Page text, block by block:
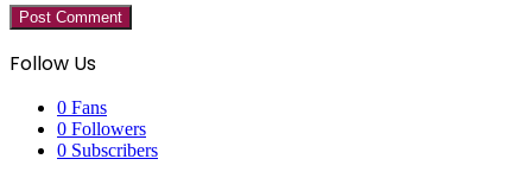
Follow Us
0 Fans
0 Followers
0 Subscribers